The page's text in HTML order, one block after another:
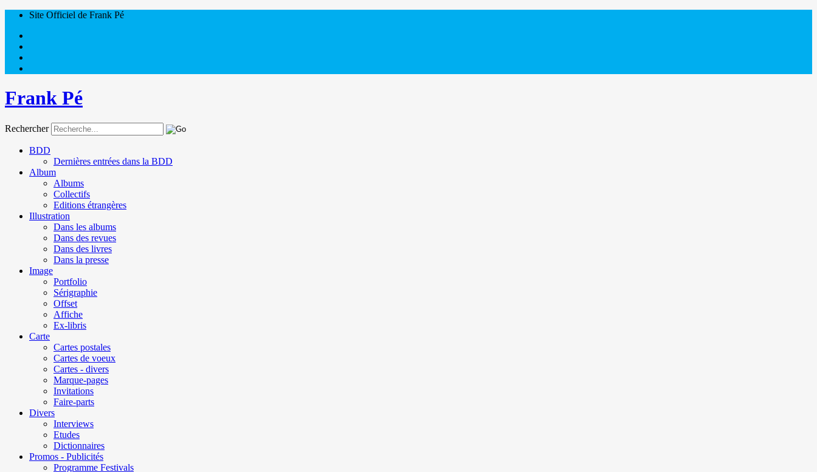
Site Officiel de Frank Pé
Frank Pé
Rechercher
BDD
Dernières entrées dans la BDD
Album
Albums
Collectifs
Editions étrangères
Illustration
Dans les albums
Dans des revues
Dans des livres
Dans la presse
Image
Portfolio
Sérigraphie
Offset
Affiche
Ex-libris
Carte
Cartes postales
Cartes de voeux
Cartes - divers
Marque-pages
Invitations
Faire-parts
Divers
Interviews
Etudes
Dictionnaires
Promos - Publicités
Programme Festivals